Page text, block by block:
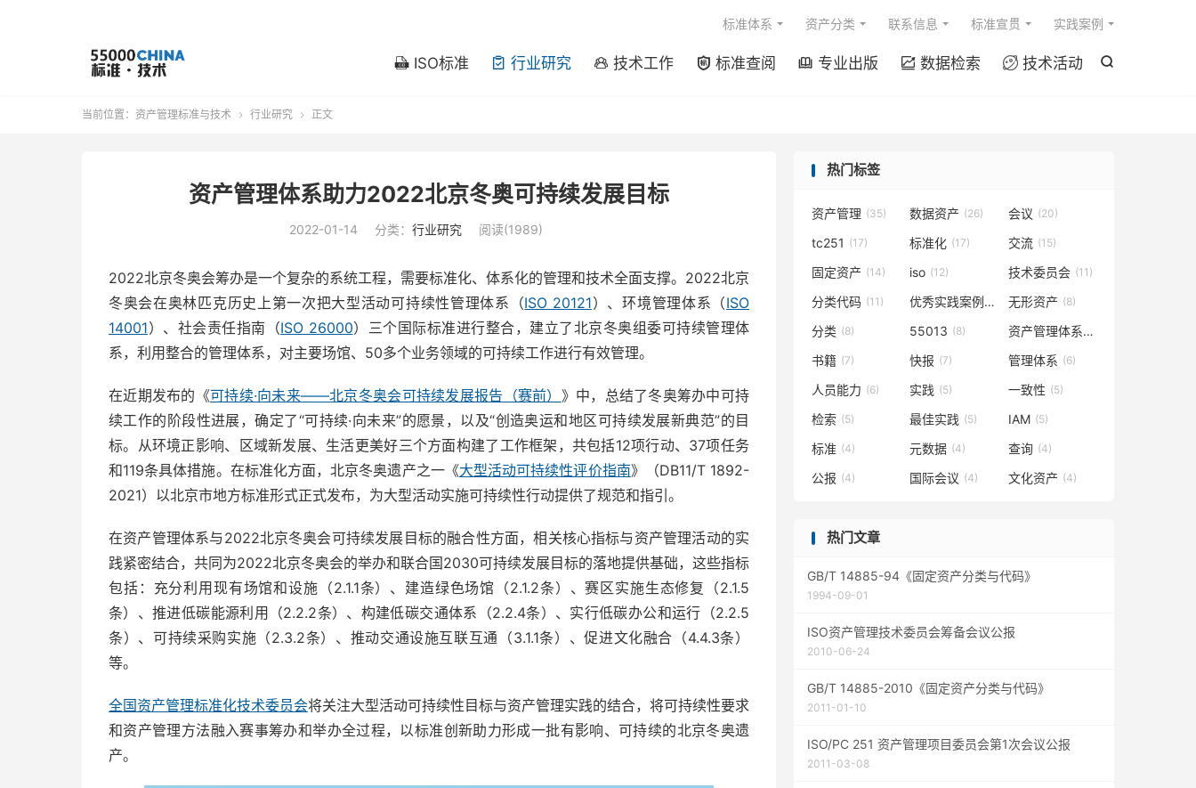

 ISO标准  行业研究  技术工作  标准查阅  专业出版  数据检索  技术活动
标准体系 资产分类 联系信息 标准宣贯 实践案例
当前位置： 资产管理标准与技术  行业研究  正文
资产管理体系助力2022北京冬奥可持续发展目标
2022-01-14 分类： 行业研究 阅读(1989)
2022北京冬奥会筹办是一个复杂的系统工程，需要标准化、体系化的管理和技术全面支撑。2022北京
冬奥会在奥林匹克历史上第一次把大型活动可持续性管理体系（ISO 20121）、环境管理体系（ISO
14001）、社会责任指南（ISO 26000）三个国际标准进行整合，建立了北京冬奥组委可持续管理体
系，利用整合的管理体系，对主要场馆、50多个业务领域的可持续工作进行有效管理。
在近期发布的《可持续·向未来——北京冬奥会可持续发展报告（赛前） 》中，总结了冬奥筹办中可持
续工作的阶段性进展，确定了“可持续·向未来”的愿景，以及“创造奥运和地区可持续发展新典范”的目
标。从环境正影响、区域新发展、生活更美好三个方面构建了工作框架，共包括12项行动、37项任务
和119条具体措施。在标准化方面，北京冬奥遗产之一《大型活动可持续性评价指南》（DB11/T 1892-
2021）以北京市地方标准形式正式发布，为大型活动实施可持续性行动提供了规范和指引。
在资产管理体系与2022北京冬奥会可持续发展目标的融合性方面，相关核心指标与资产管理活动的实
践紧密结合，共同为2022北京冬奥会的举办和联合国2030可持续发展目标的落地提供基础，这些指标
包括：充分利用现有场馆和设施（2.1.1条）、建造绿色场馆（2.1.2条）、赛区实施生态修复（2.1.5
条）、推进低碳能源利用（2.2.2条）、构建低碳交通体系（2.2.4条）、实行低碳办公和运行（2.2.5
条）、可持续采购实施（2.3.2条）、推动交通设施互联互通（3.1.1条）、促进文化融合（4.4.3条）
等。
全国资产管理标准化技术委员会将关注大型活动可持续性目标与资产管理实践的结合，将可持续性要求
和资产管理方法融入赛事筹办和举办全过程，以标准创新助力形成一批有影响、可持续的北京冬奥遗
产。
热门标签
资产管理 (35) 数据资产 (26) 会议 (20)
tc251 (17) 标准化 (17) 交流 (15)
固定资产 (14) iso (12) 技术委员会 (11)
分类代码 (11) 优秀实践案例(9) 无形资产 (8)
分类 (8) 55013 (8) 资产管理体系
(7)
书籍 (7) 快报 (7) 管理体系 (6)
人员能力 (6) 实践 (5) 一致性 (5)
检索 (5) 最佳实践 (5) IAM (5)
标准 (4) 元数据 (4) 查询 (4)
公报 (4) 国际会议 (4) 文化资产 (4)
热门文章
GB/T 14885-94《固定资产分类与代码》
1994-09-01
ISO资产管理技术委员会筹备会议公报
2010-06-24
GB/T 14885-2010《固定资产分类与代码》
2011-01-10
ISO/PC 251 资产管理项目委员会第1次会议公报
2011-03-08